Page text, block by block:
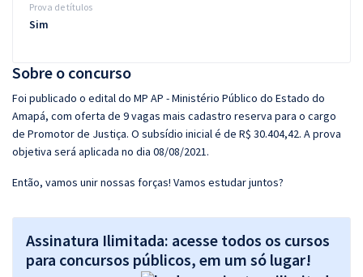
Sobre o concurso
Foi publicado o edital do MP AP - Ministério Público do Estado do
Amapá, com oferta de 9 vagas mais cadastro reserva para o cargo
de Promotor de Justiça. O subsídio inicial é de R$ 30.404,42. A prova
objetiva será aplicada no dia 08/08/2021.
Então, vamos unir nossas forças! Vamos estudar juntos?
Assinatura Ilimitada: acesse todos os cursos
para concursos públicos, em um só lugar!
Prova de títulos
Sim